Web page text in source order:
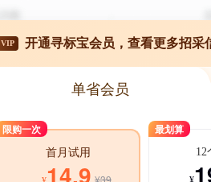
VIP 开通寻标宝会员，查看更多招采
单省会员
限购一次
首月试用
14.9 ¥39
最划算
12